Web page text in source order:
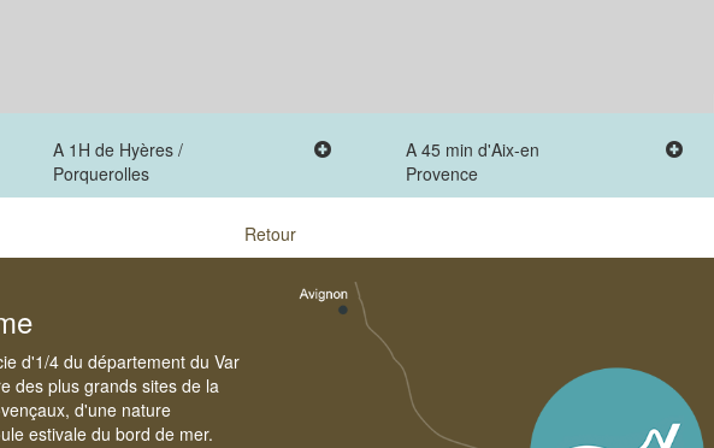
A 1H de Hyères /
Porquerolles
A 45 min d'Aix-en
Provence
Retour
d'1/4 du département du Var
des plus grands sites de la
d'une nature
estivale du bord de mer.